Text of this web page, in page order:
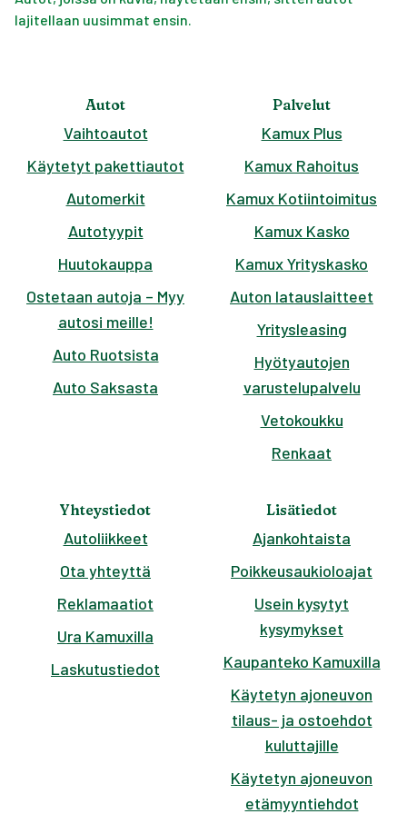
lajitellaan uusimmat ensin.
Autot
Vaihtoautot
Käytetyt pakettiautot
Automerkit
Autotyypit
Huutokauppa
Ostetaan autoja – Myy
autosi meille!
Auto Ruotsista
Auto Saksasta
Palvelut
Kamux Plus
Kamux Rahoitus
Kamux Kotiintoimitus
Kamux Kasko
Kamux Yrityskasko
Auton latauslaitteet
Yritysleasing
Hyötyautojen
varustelupalvelu
Vetokoukku
Renkaat
Yhteystiedot
Autoliikkeet
Ota yhteyttä
Reklamaatiot
Ura Kamuxilla
Laskutustiedot
Lisätiedot
Ajankohtaista
Poikkeusaukioloajat
Usein kysytyt
kysymykset
Kaupanteko Kamuxilla
Käytetyn ajoneuvon
tilaus- ja ostoehdot
kuluttajille
Käytetyn ajoneuvon
etämyyntiehdot